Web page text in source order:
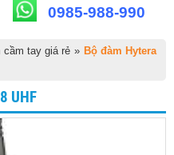
0985-988-990
cầm tay giá rẻ » Bộ đàm Hytera
UHF